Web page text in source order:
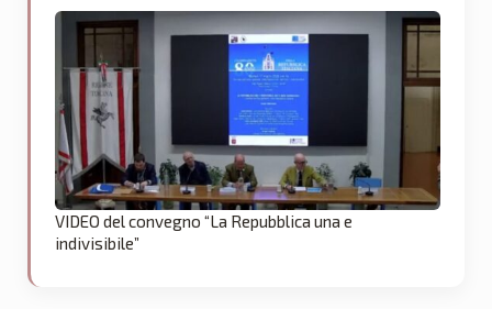
VIDEO del convegno “La Repubblica una e
indivisibile”